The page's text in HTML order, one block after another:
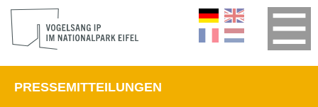
PRESSEMITTEILUNGEN